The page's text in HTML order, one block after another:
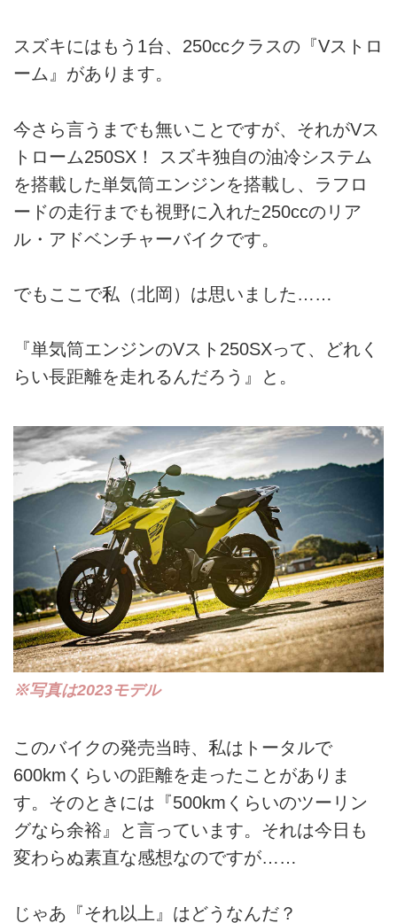
スズキにはもう1台、250ccクラスの『Vストロ
ーム』があります。
今さら言うまでも無いことですが、それがVス
トローム250SX！ スズキ独自の油冷システム
を搭載した単気筒エンジンを搭載し、ラフロ
ードの走行までも視野に入れた250ccのリア
ル・アドベンチャーバイクです。
でもここで私（北岡）は思いました……
『単気筒エンジンのVスト250SXって、どれく
らい長距離を走れるんだろう』と。
※写真は2023モデル
このバイクの発売当時、私はトータルで
600kmくらいの距離を走ったことがありま
す。そのときには『500kmくらいのツーリン
グなら余裕』と言っています。それは今日も
変わらぬ素直な感想なのですが……
じゃあ『それ以上』はどうなんだ？